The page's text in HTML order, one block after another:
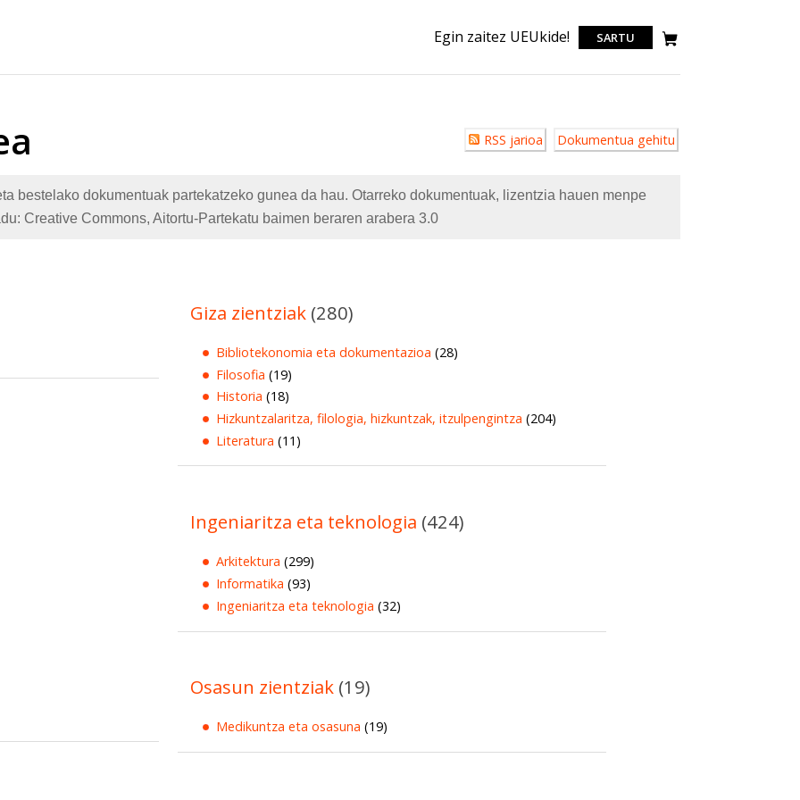
Egin zaitez UEUkide! SARTU
Erabiltzailearen
akzioak
RSS jarioa Dokumentua gehitu
bestelako dokumentuak partekatzeko gunea da hau. Otarreko dokumentuak, lizentzia hauen menpe
Creative Commons, Aitortu-Partekatu baimen beraren arabera 3.0
Giza zientziak (280)
Bibliotekonomia eta dokumentazioa (28)
Filosofia (19)
Historia (18)
Hizkuntzalaritza, filologia, hizkuntzak, itzulpengintza (204)
Literatura (11)
Ingeniaritza eta teknologia (424)
Arkitektura (299)
Informatika (93)
Ingeniaritza eta teknologia (32)
Osasun zientziak (19)
Medikuntza eta osasuna (19)